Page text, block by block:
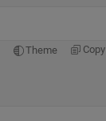
Theme Copy